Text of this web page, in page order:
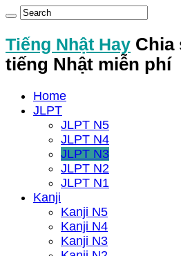
Tiếng Nhật Hay Chia
tiếng Nhật miễn phí
Home
JLPT
JLPT N5
JLPT N4
JLPT N3
JLPT N2
JLPT N1
Kanji
Kanji N5
Kanji N4
Kanji N3